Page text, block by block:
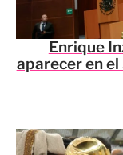
Enrique
aparecer en